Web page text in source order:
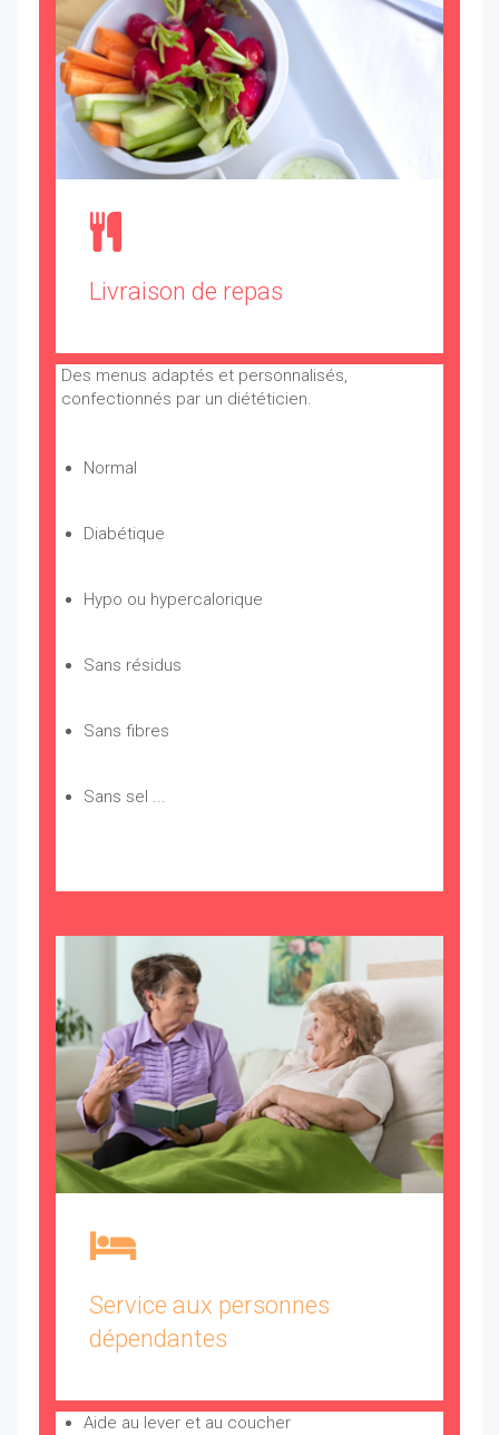
Livraison de repas
Des menus adaptés et personnalisés,
confectionnés par un diététicien.
Normal
Diabétique
Hypo ou hypercalorique
Sans résidus
Sans fibres
Sans sel ...
Service aux personnes
dépendantes
Aide au lever et au coucher